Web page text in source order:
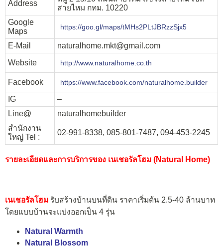
Address
สายไหม กทม. 10220
Google
Maps
https://goo.gl/maps/tMHs2PLtJBRzzSjx5
E-Mail
naturalhome.mkt@gmail.com
Website
http://www.naturalhome.co.th
Facebook https://www.facebook.com/naturalhome.builder
IG
–
Line@
naturalhomebuilder
สำนักงาน
ใหญ่ Tel :
02-991-8338, 085-801-7487, 094-453-2245
รายละเอียดและการบริการของ เนเชอรัลโฮม (Natural Home)
เนเชอรัลโฮม รับสร้างบ้านบนที่ดิน ราคาเริ่มต้น 2.5-40 ล้านบาท
โดยแบบบ้านจะแบ่งออกเป็น 4 รุ่น
Natural Warmth
Natural Blossom